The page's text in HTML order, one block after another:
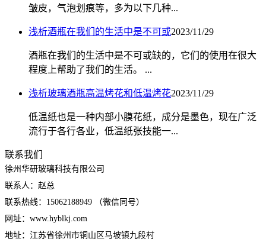
皱皮，气泡划痕等，多为以下几种...
浅析酒瓶在我们的生活中是不可或2023/11/29
酒瓶在我们的生活中是不可或缺的，它们的使用在很大
程度上帮助了我们的生活。 ...
浅析玻璃酒瓶高温烤花和低温烤花2023/11/29
低温纸也是一种内部小膜花纸，成分是墨色，现在广泛
流行于各行各业，低温纸张技能一...
联系我们
徐州华研玻璃科技有限公司
联系人：赵总
联系热线：15062188949 （微信同号）
网址：www.hyblkj.com
地址：江苏省徐州市铜山区马坡镇九段村